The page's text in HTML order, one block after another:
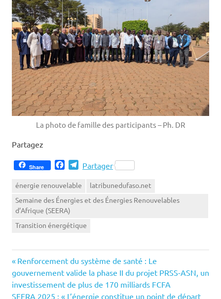
La photo de famille des participants – Ph. DR
Partagez
Share FacebookTelegram
Partager
énergie renouvelable
latribunedufaso.net
Semaine des Énergies et des Énergies Renouvelables
d’Afrique (SEERA)
Transition énergétique
Navigation
de
Previous
Post:
Renforcement du système de santé : Le
gouvernement valide la phase II du projet PRSS-ASN, un
investissement de plus de 170 milliards FCFA
Next
SEERA 2025 : « L’énergie constitue un point de départ